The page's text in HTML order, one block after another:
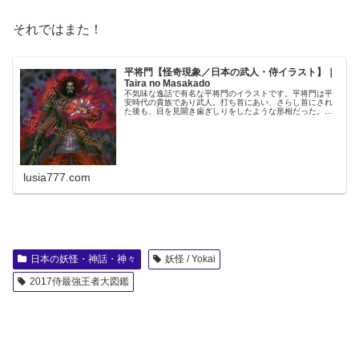
それではまた！
平将門【怪奇現象／日本の武人・侍イラスト】｜
Taira no Masakado
不気味な逸話で有名な平将門のイラストです。平将門は平
安時代の貴族であり武人。打ち首にあい、さらし首にされ
た後も、目を見開き歯ぎしりをしたような形相だった。あ
lusia777.com
日本の妖怪・神話・神々
妖怪 / Yokai
2017侍最強王者大図鑑